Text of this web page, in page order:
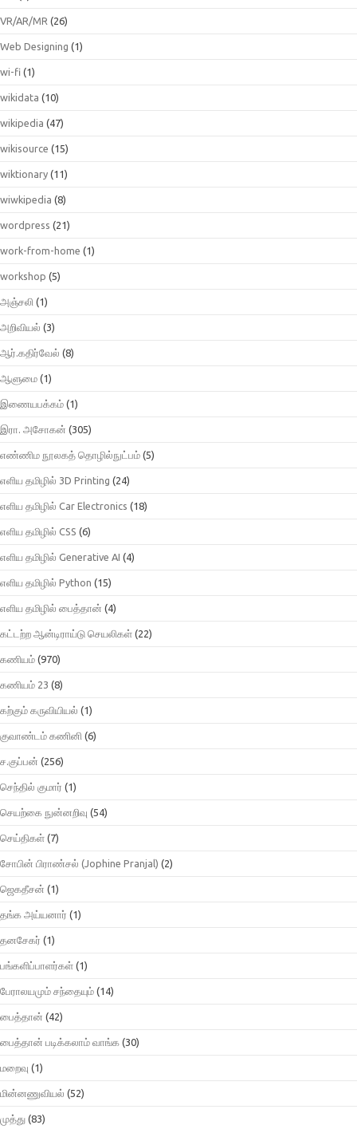
VR/AR/MR (26)
Web Designing (1)
wi-fi (1)
wikidata (10)
wikipedia (47)
wikisource (15)
wiktionary (11)
wiwkipedia (8)
wordpress (21)
work-from-home (1)
workshop (5)
அஞ்சலி (1)
அறிவியல் (3)
ஆர்.கதிர்வேல் (8)
ஆளுமை (1)
இணையபக்கம் (1)
இரா. அசோகன் (305)
எண்ணிம நூலகத் தொழில்நுட்பம் (5)
எளிய தமிழில் 3D Printing (24)
எளிய தமிழில் Car Electronics (18)
எளிய தமிழில் CSS (6)
எளிய தமிழில் Generative AI (4)
எளிய தமிழில் Python (15)
எளிய தமிழில் பைத்தான் (4)
கட்டற்ற ஆன்டிராய்டு செயலிகள் (22)
கணியம் (970)
கணியம் 23 (8)
கற்கும் கருவியியல் (1)
குவாண்டம் கணினி (6)
ச.குப்பன் (256)
செந்தில் குமார் (1)
செயற்கை நுன்னறிவு (54)
செய்திகள் (7)
சோபின் பிராண்சல் (Jophine Pranjal) (2)
ஜெகதீசன் (1)
தங்க அய்யனார் (1)
தனசேகர் (1)
பங்களிப்பாளர்கள் (1)
பேராலயமும் சந்தையும் (14)
பைத்தான் (42)
பைத்தான் படிக்கலாம் வாங்க (30)
மறைவு (1)
மின்னணுவியல் (52)
முத்து (83)